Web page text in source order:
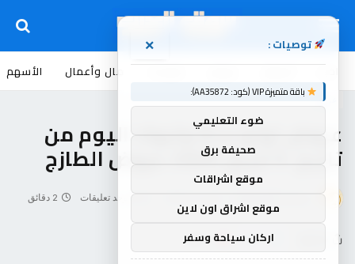
اخبار أسواق عروض منوعات مال وأعمال الأسهم
عروض
عروض لولو جدة وتبوك اليوم من
تاريخ 5 ابريل 2026 عروض الطازج
لا توجد تعليقات 2 دقائق
توصيات : ×
باقة متميزة VIP (كود: AA35872):
ضوء التعليمي
صحيفة برق
موقع اشراقات
موقع اشراق اون لاين
اركان سياحة وسفر